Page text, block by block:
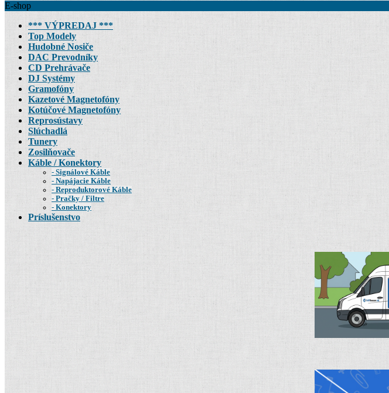
E-shop
*** VÝPREDAJ ***
Top Modely
Hudobné Nosiče
DAC Prevodníky
CD Prehrávače
DJ Systémy
Gramofóny
Kazetové Magnetofóny
Kotúčové Magnetofóny
Reprosústavy
Slúchadlá
Tunery
Zosilňovače
Káble / Konektory
Signálové Káble
Napájacie Káble
Reproduktorové Káble
Pračky / Filtre
Konektory
Príslušenstvo